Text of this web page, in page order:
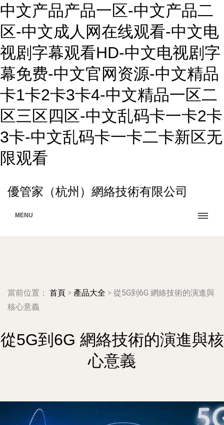
中文产品产品一区-中文产品二
区-中文成人网在线观看-中文电
视剧字幕观看HD-中文电视剧字
幕免费-中文官网资源-中文精品
卡1卡2卡3卡4-中文精品一区二
区三区四区-中文乱码卡一卡2卡
3卡-中文乱码卡一卡二卡新区无
限观看
優管家（杭州）網絡技術有限公司
MENU
當前位置： 首頁 > 產品大全 > 從5G到6G 網絡技術的演進與
核心意義
從5G到6G 網絡技術的演進與核
心意義